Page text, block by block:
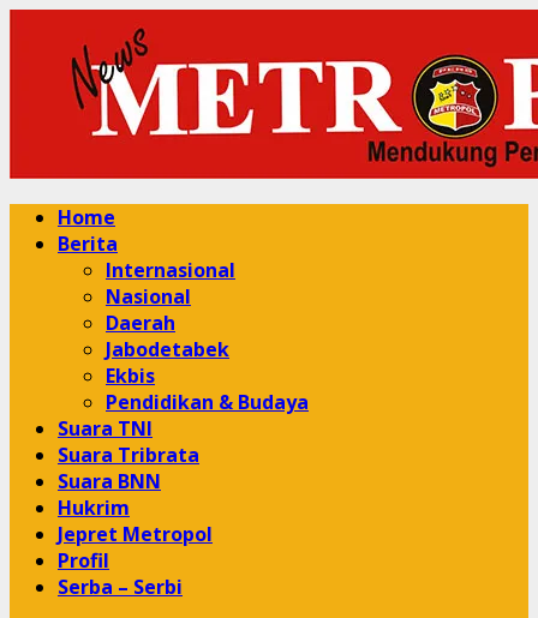
content
Primary
Menu
Home
Berita
Internasional
Nasional
Daerah
Jabodetabek
Ekbis
Pendidikan & Budaya
Suara TNI
Suara Tribrata
Suara BNN
Hukrim
Jepret Metropol
Profil
Serba – Serbi